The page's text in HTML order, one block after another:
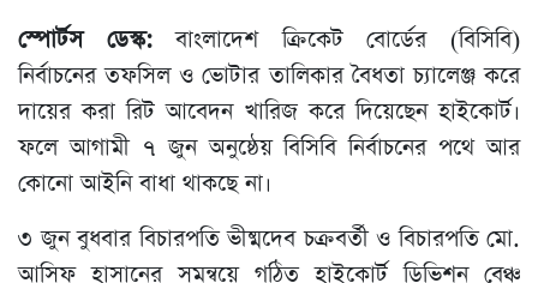
স্পোর্টস ডেস্ক:বাংলাদেশ ক্রিকেট বোর্ডের (বিসিবি)
নির্বাচনের তফসিল ও ভোটার তালিকার বৈধতা চ্যালেঞ্জ করে
দায়ের করা রিট আবেদন খারিজ করে দিয়েছেন হাইকোর্ট।
ফলে আগামী ৭ জুন অনুষ্ঠেয় বিসিবি নির্বাচনের পথে আর
কোনো আইনি বাধা থাকছে না।
৩ জুন বুধবার বিচারপতি ভীষ্মদেব চক্রবর্তী ও বিচারপতি মো.
আসিফ হাসানের সমন্বয়ে গঠিত হাইকোর্ট ডিভিশন বেঞ্চ